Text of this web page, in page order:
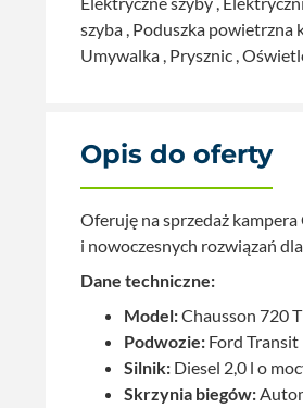
Prysznic ,
Opis do oferty
Oferuję na sprzedaż
i nowoczesnych rozwiązań
Dane techniczne:
Model:Chausson 720
Podwozie: Ford Transit
Silnik: Diesel 2,0 l o
Skrzynia biegów: